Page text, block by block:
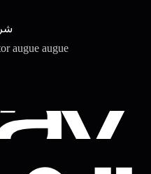
augue augue